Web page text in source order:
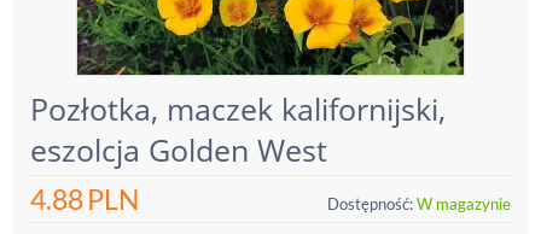
Pozłotka, maczek kalifornijski,
eszolcja Golden West
4.88PLN Dostępność:W magazynie